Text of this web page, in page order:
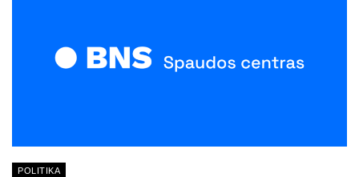
POLITIKA